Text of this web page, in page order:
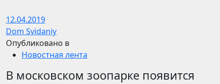
12.04.2019
Dom Svidaniy
Опубликовано в
Новостная лента
В московском зоопарке появится